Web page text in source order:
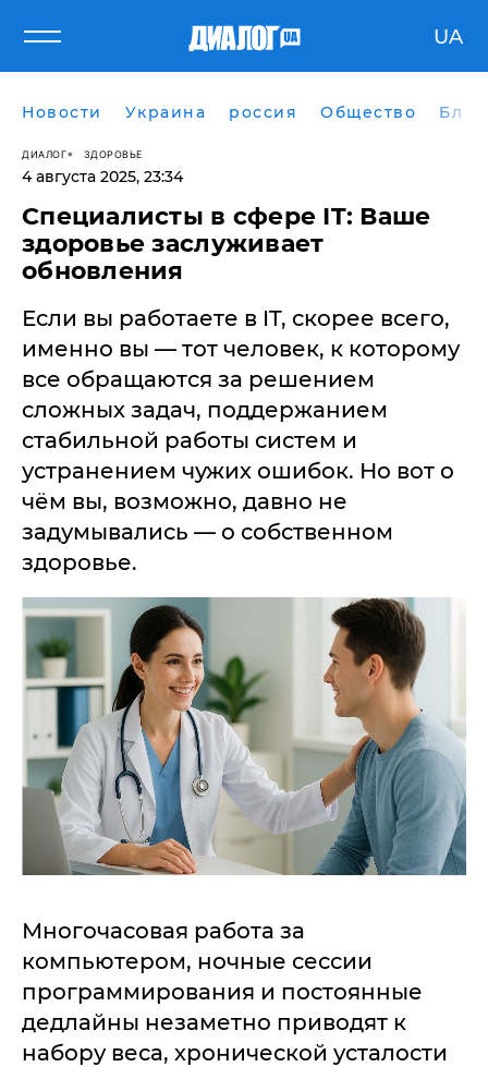
UA
Новости Украина россия Общество
ДИАЛОГ ЗДОРОВЬЕ
4 августа 2025, 23:34
Специалисты в сфере IT: Ваше
здоровье заслуживает
обновления
Если вы работаете в IT, скорее всего,
именно вы — тот человек, к которому
все обращаются за решением
сложных задач, поддержанием
стабильной работы систем и
устранением чужих ошибок. Но вот о
чём вы, возможно, давно не
задумывались — о собственном
здоровье.
Многочасовая работа за
компьютером, ночные сессии
программирования и постоянные
дедлайны незаметно приводят к
набору веса, хронической усталости